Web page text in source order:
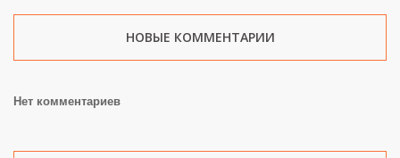
НОВЫЕ КОММЕНТАРИИ
Нет комментариев